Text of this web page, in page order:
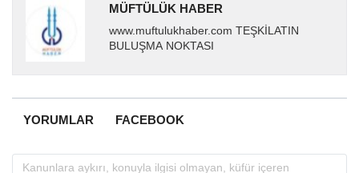
MÜFTÜLÜK HABER
www.muftulukhaber.com TEŞKİLATIN
BULUŞMA NOKTASI
YORUMLAR FACEBOOK